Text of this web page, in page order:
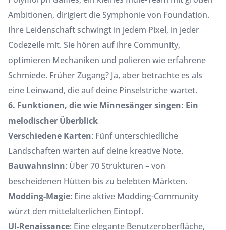
Ambitionen, dirigiert die Symphonie von Foundation.
Ihre Leidenschaft schwingt in jedem Pixel, in jeder
Codezeile mit. Sie hören auf ihre Community,
optimieren Mechaniken und polieren wie erfahrene
Schmiede. Früher Zugang? Ja, aber betrachte es als
eine Leinwand, die auf deine Pinselstriche wartet.
6. Funktionen, die wie Minnesänger singen: Ein
melodischer Überblick
Verschiedene Karten: Fünf unterschiedliche
Landschaften warten auf deine kreative Note.
Bauwahnsinn: Über 70 Strukturen – von
bescheidenen Hütten bis zu belebten Märkten.
Modding-Magie: Eine aktive Modding-Community
würzt den mittelalterlichen Eintopf.
UI-Renaissance: Eine elegante Benutzeroberfläche,